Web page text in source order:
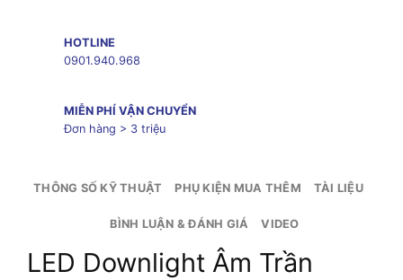
HOTLINE
0901.940.968
MIỄN PHÍ VẬN CHUYỂN
Đơn hàng > 3 triệu
THÔNG SỐ KỸ THUẬT PHỤ KIỆN MUA THÊM TÀI LIỆU
BÌNH LUẬN & ĐÁNH GIÁ VIDEO
LED Downlight Âm Trần